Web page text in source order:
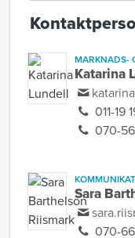
MARKNADS-
Katarina
011-19
070-
Sara
070-